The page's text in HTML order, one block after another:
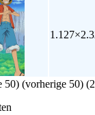
50) (vorherige 50) (